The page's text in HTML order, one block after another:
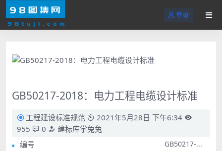
登录
GB50217-2018：电力工程电缆设计标准
工程建设标准规范
2021年5月28日 下午6:34
955
0
建标库学兔兔
编号
GB50217-...